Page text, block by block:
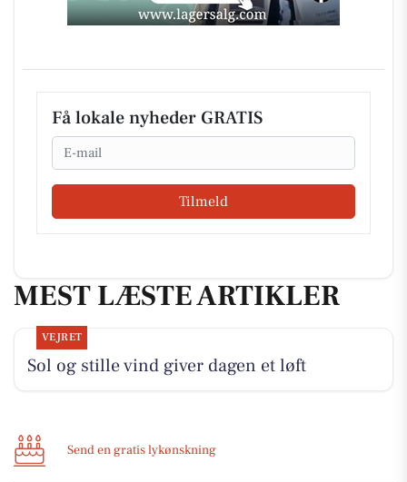
Få lokale nyheder GRATIS
Email
Tilmeld
MEST LÆSTE ARTIKLER
VEJRET
Sol og stille vind giver dagen et løft
Send en gratis lykønskning